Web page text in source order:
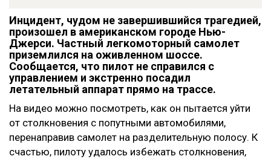
Инцидент, чудом не завершившийся трагедией,
произошел в американском городе Нью-
Джерси. Частный легкомоторный самолет
приземлился на оживленном шоссе.
Сообщается, что пилот не справился с
управлением и экстренно посадил
летательный аппарат прямо на трассе.
На видео можно посмотреть, как он пытается уйти
от столкновения с попутными автомобилями,
перенаправив самолет на разделительную полосу. К
счастью, пилоту удалось избежать столкновения,